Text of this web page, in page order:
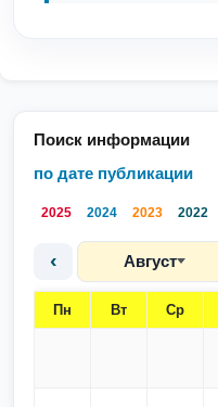
Поиск информации
по дате публикации
2025 2024 2023 2022
‹ Август
Пн Вт Ср